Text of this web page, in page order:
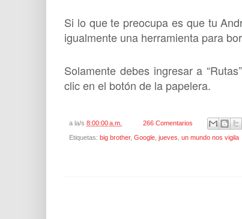
Si lo que te preocupa es que tu
igualmente una herramienta para
Solamente debes ingresar a
clic en el botón de la papelera.
a la/s 8:00:00 a.m. 266 Comentarios
Etiquetas: big brother, Google jueves un mundo nos vigila